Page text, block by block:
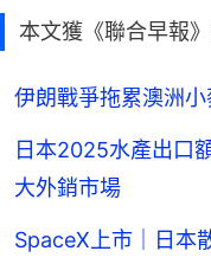
本文獲《聯合早報
伊朗戰爭拖累澳洲
日本2025水產出口
大外銷市場
SpaceX上市｜日本